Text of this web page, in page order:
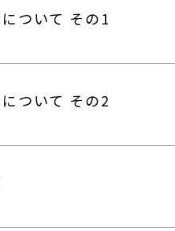
ついて その1
ついて その2